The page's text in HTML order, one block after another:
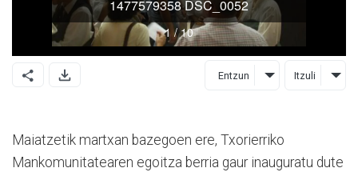
Entzun Itzuli
Maiatzetik martxan bazegoen ere, Txorierriko
Mankomunitatearen egoitza berria gaur inauguratu dute